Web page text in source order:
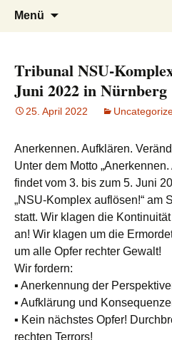
burak
Menü
Tribunal NSU-
Juni 2022 in Nürnberg
25. April 2022
Anerkennen. Aufklären.
Unter dem Motto
findet vom 3. bis zum 5. Juni
„NSU-Komplex auflösen!“ am
statt. Wir klagen die
an! Wir klagen um die
um alle Opfer rechter Gewalt!
Wir fordern:
▪ Anerkennung der
▪ Aufklärung und
▪ Kein nächstes Opfer!
rechten Terrors!